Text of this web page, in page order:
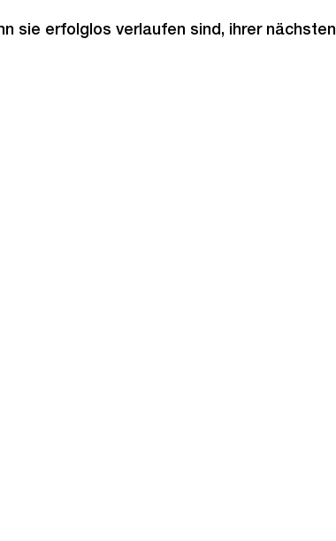
sie erfolglos verlaufen sind, ihrer nächsten